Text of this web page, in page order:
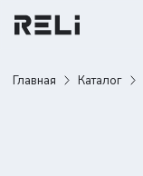
Главная Каталог